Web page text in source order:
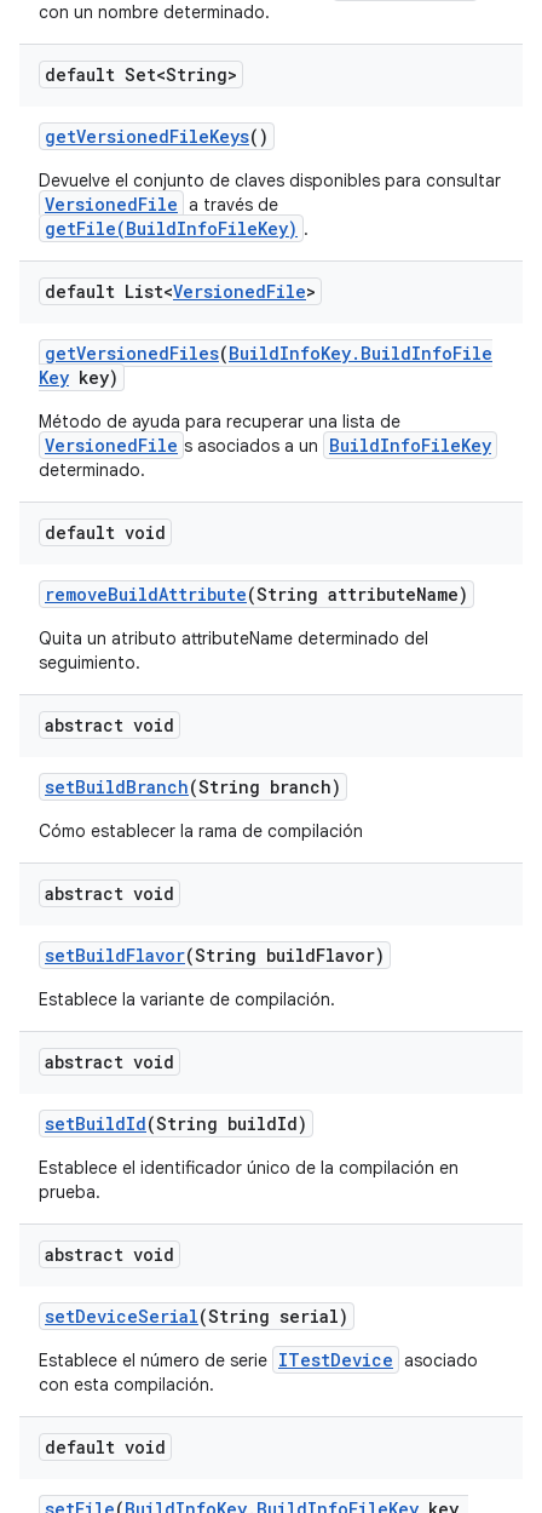
con un nombre determinado.
default Set<String>
getVersionedFileKeys()
Devuelve el conjunto de claves disponibles para consultar
VersionedFile a través de
getFile(BuildInfoFileKey) .
default List<VersionedFile>
getVersionedFiles(BuildInfoKey. BuildInfoFile
Key key)
Método de ayuda para recuperar una lista de
VersionedFile s asociados a un BuildInfoFileKey
determinado.
default void
removeBuildAttribute(String attributeName)
Quita un atributo attributeName determinado del
seguimiento.
abstract void
setBuildBranch(String branch)
Cómo establecer la rama de compilación
abstract void
setBuildFlavor(String buildFlavor)
Establece la variante de compilación.
abstract void
setBuildId(String buildId)
Establece el identificador único de la compilación en
prueba.
abstract void
setDeviceSerial(String serial)
Establece el número de serie ITestDevice asociado
con esta compilación.
default void